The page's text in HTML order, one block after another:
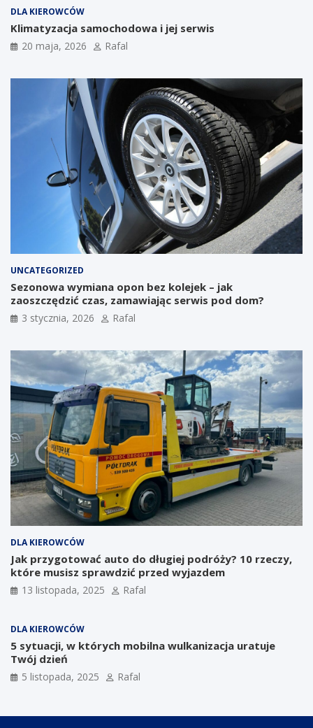
DLA KIEROWCÓW
Klimatyzacja samochodowa i jej serwis
20 maja, 2026 Rafal
UNCATEGORIZED
Sezonowa wymiana opon bez kolejek – jak
zaoszczędzić czas, zamawiając serwis pod dom?
3 stycznia, 2026 Rafal
DLA KIEROWCÓW
Jak przygotować auto do długiej podróży? 10 rzeczy,
które musisz sprawdzić przed wyjazdem
13 listopada, 2025 Rafal
DLA KIEROWCÓW
5 sytuacji, w których mobilna wulkanizacja uratuje
Twój dzień
5 listopada, 2025 Rafal